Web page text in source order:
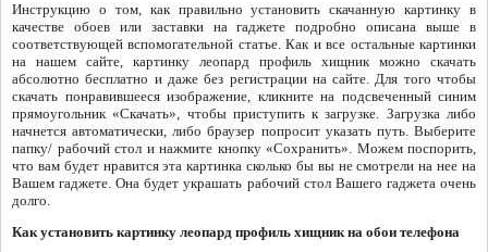
Инструкцию о том, как правильно установить скачанную картинку в
качестве обоев или заставки на гаджете подробно описана выше в
соответствующей вспомогательной статье. Как и все остальные картинки
на нашем сайте, картинку леопард профиль хищник можно скачать
абсолютно бесплатно и даже без регистрации на сайте. Для того чтобы
скачать понравившееся изображение, кликните на подсвеченный синим
прямоугольник «Скачать», чтобы приступить к загрузке. Загрузка либо
начнется автоматически, либо браузер попросит указать путь. Выберите
папку/ рабочий стол и нажмите кнопку «Сохранить». Можем поспорить,
что вам будет нравится эта картинка сколько бы вы не смотрели на нее на
Вашем гаджете. Она будет украшать рабочий стол Вашего гаджета очень
долго.
Как установить картинку леопард профиль хищник на обои телефона